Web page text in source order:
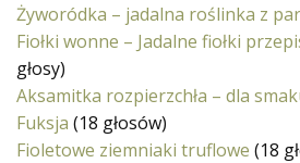
Żyworódka – jadalna roślinka z
Fiołki wonne – Jadalne fiołki
głosy)
Aksamitka rozpierzchła – dla
Fuksja (18 głosów)
Fioletowe ziemniaki truflowe (18